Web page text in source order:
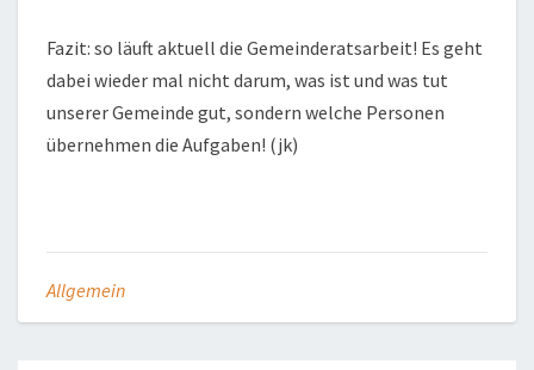
Fazit: so läuft aktuell die Gemeinderatsarbeit! Es geht
dabei wieder mal nicht darum, was ist und was tut
unserer Gemeinde gut, sondern welche Personen
übernehmen die Aufgaben! (jk)
Allgemein